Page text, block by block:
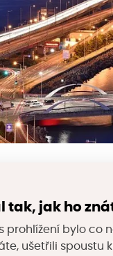
tak, jak ho
prohlížení bylo co
ušetřili spoustu